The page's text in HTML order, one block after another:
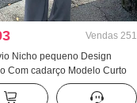
Vendas 251
Nicho pequeno Design
Com cadarço Modelo Curto
Colete Cintura alta Fluida
Largura Pernas Calça casual